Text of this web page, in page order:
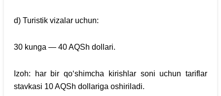
d) Turistik vizalar uchun:
30 kunga — 40 AQSh dollari.
Izoh: har bir qo‘shimcha kirishlar soni uchun tariflar
stavkasi 10 AQSh dollariga oshiriladi.